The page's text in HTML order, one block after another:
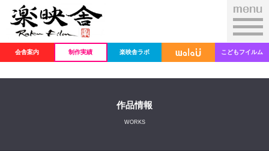
会舎案内 制作実績 楽映舎ラボ こどもフイルム
作品情報
WORKS